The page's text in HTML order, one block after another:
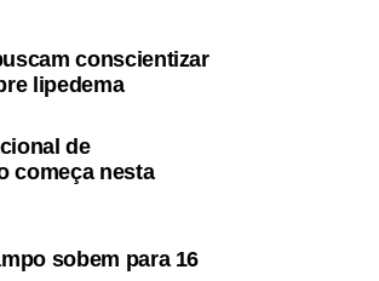
conscientizar
lipedema
de
começa nesta
sobem para 16